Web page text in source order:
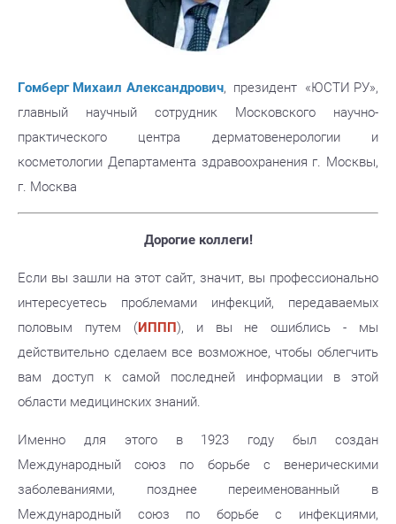
Гомберг Михаил Александрович, президент «ЮСТИ РУ»,
главный научный сотрудник Московского научно-
практического центра дерматовенерологии и
косметологии Департамента здравоохранения г. Москвы,
г. Москва
Дорогие коллеги!
Если вы зашли на этот сайт, значит, вы профессионально
интересуетесь проблемами инфекций, передаваемых
половым путем ( ИППП ), и вы не ошиблись - мы
действительно сделаем все возможное, чтобы облегчить
вам доступ к самой последней информации в этой
области медицинских знаний.
Именно для этого в 1923 году был создан
Международный союз по борьбе с венерическими
заболеваниями, позднее переименованный в
Международный союз по борьбе с инфекциями,